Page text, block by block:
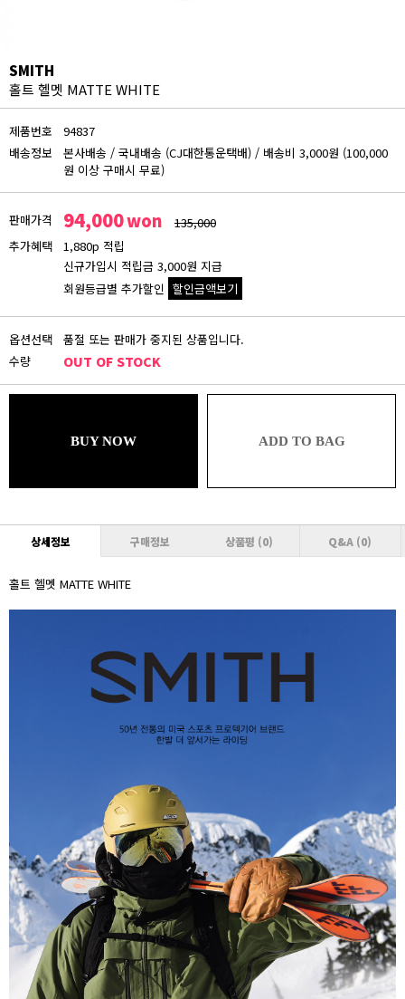
SMITH
홀트 헬멧 MATTE WHITE
제품번호
94837
배송정보
본사배송 / 국내배송 (CJ대한통운택배) / 배송비 3,000원 (100,000
원 이상 구매시 무료)
판매가격 94,000won
135,000
추가혜택
1,880p 적립
신규가입시 적립금 3,000원 지급
회원등급별 추가할인 할인금액보기
회원등급 할인가
비회원
94,000원
블루
브론즈
92,120원 (추가할인 2% / 추가적립 1%)
골드
다이아몬드
91,180원 (추가할인 3% / 추가적립 3%)
90,240원 (추가할인 4% / 추가적립 3%)
옵션선택
품절 또는 판매가 중지된 상품입니다.
수량
OUT OF STOCK
BUY NOW ADD TO BAG
상세정보 구매정보 상품평 (0) Q&A (0)
홀트 헬멧 MATTE WHITE